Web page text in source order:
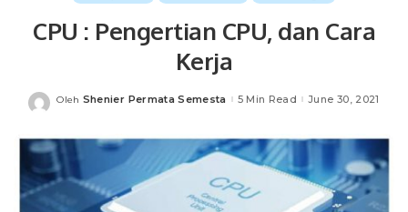
CPU : Pengertian CPU, dan Cara
Kerja
Posted
Oleh Shenier Permata Semesta 5 Min Read June 30, 2021